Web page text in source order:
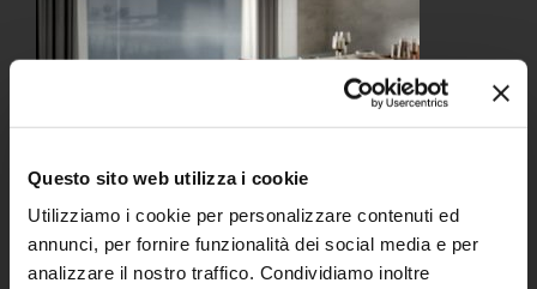
Questo sito web utilizza i cookie
Utilizziamo i cookie per personalizzare contenuti ed
annunci, per fornire funzionalità dei social media e per
analizzare il nostro traffico. Condividiamo inoltre